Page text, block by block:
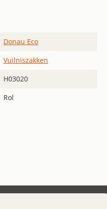
Donau Eco
Vuilniszakken
H03020
Rol